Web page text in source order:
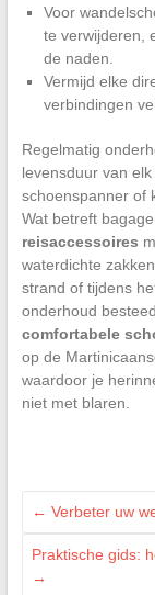
Voor
te verwijderen,
de naden.
Vermijd elke
verbindingen
Regelmatig
levensduur van elk
schoenspanner of
Wat betreft
reisaccessoires
waterdichte
strand of tijdens
onderhoud
comfortabele
op de
waardoor je
niet met blaren.
← Verbeter uw
Praktische gids:
→